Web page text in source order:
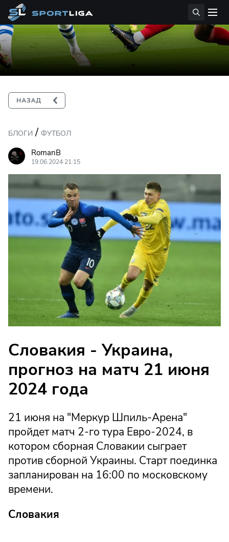
БЛОГИ / ФУТБОЛ
RomanB
19.06.2024 21:15
Словакия - Украина,
прогноз на матч 21 июня
2024 года
21 июня на "Меркур Шпиль-Арена"
пройдет матч 2-го тура Евро-2024, в
котором сборная Словакии сыграет
против сборной Украины. Старт поединка
запланирован на 16:00 по московскому
времени.
Словакия